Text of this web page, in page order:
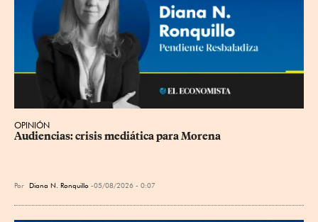
OPINIÓN
Audiencias: crisis mediática para Morena
Por Diana N. Ronquillo 05/08/2026 - 0:07